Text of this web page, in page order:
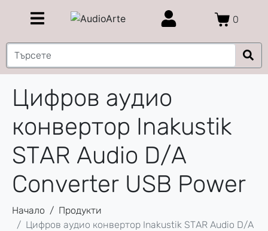
0
Цифров аудио
конвертор Inakustik
STAR Audio D/A
Converter USB Power
Начало
Продукти
Цифров аудио конвертор Inakustik STAR Audio D/A